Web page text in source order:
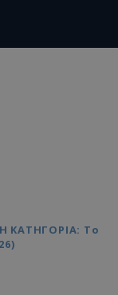
ΚΑΤΗΓΟΡΙΑ: Το